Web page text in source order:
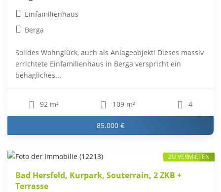
Einfamilienhaus
Berga
Solides Wohnglück, auch als Anlageobjekt! Dieses massiv
errichtete Einfamilienhaus in Berga verspricht ein
behagliches...
92 m² 109 m² 4
85.000 €
Bad Hersfeld, Kurpark, Souterrain, 2 ZKB +
Terrasse
ZU VERMIETEN